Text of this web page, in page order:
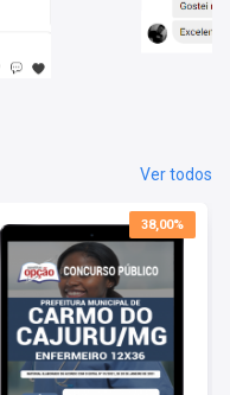
Prefeitura deVer todos
38,00%